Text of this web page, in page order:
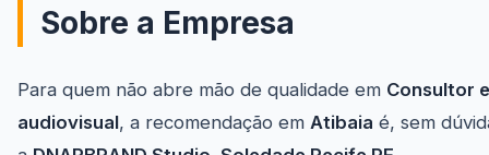
Sobre a Empresa
Para quem não abre mão de qualidade em Consultor
audiovisual, a recomendação em Atibaia é, sem